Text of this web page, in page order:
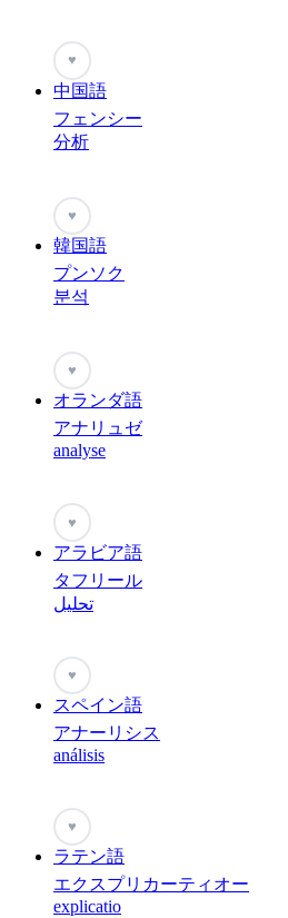
♥
中国語
フェンシー
分析
♥
韓国語
プンソク
분석
♥
オランダ語
アナリュゼ
analyse
♥
アラビア語
タフリール
تحليل
♥
スペイン語
アナーリシス
análisis
♥
ラテン語
エクスプリカーティオー
explicatio